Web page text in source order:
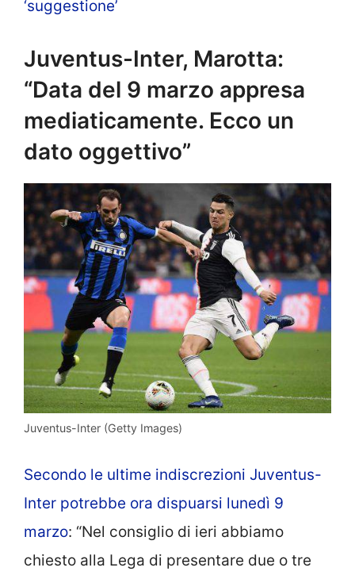
‘suggestione’
Juventus-Inter, Marotta:
“Data del 9 marzo appresa
mediaticamente. Ecco un
dato oggettivo”
Juventus-Inter (Getty Images)
Secondo le ultime indiscrezioni Juventus-
Inter potrebbe ora dispuarsi lunedì 9
marzo: “Nel consiglio di ieri abbiamo
chiesto alla Lega di presentare due o tre